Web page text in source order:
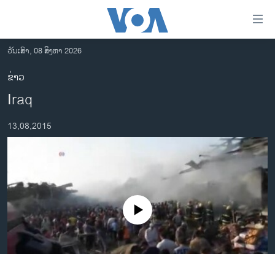
ເຂົ້າ
ຫາ
ຂ້າມ
ຂ້າມ
ໄປ
ອາເມຣິກາ
ການເລືອກຕັ້ງ ປະທານາທີບໍດີ ສະຫະລັດ 2024
ເອເຊຍ
ອິດສະຫຼະພາບດ້ານການຂ່າວ
ຊີວິດຊາວລາວ
ວັນເສົາ, 08 ສິງຫາ 2026
ຂ່າວ
Iraq
13,08,2015
No media source currently available